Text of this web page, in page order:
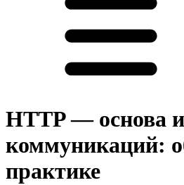
HTTP — основа
коммуникаций:
практике